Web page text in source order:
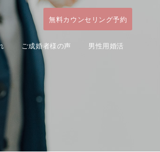
無料カウンセリング予約
ご成婚者様の声 男性用婚活